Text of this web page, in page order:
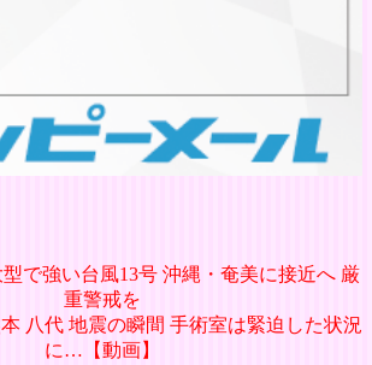
型で強い台風13号 沖縄・奄美に接近へ 厳
重警戒を
本 八代 地震の瞬間 手術室は緊迫した状況
に…【動画】